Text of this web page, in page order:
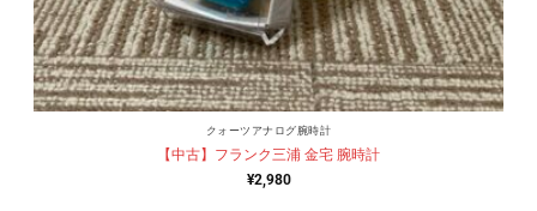
クォーツアナログ腕時計
【中古】フランク三浦 金宅 腕時計
¥2,980